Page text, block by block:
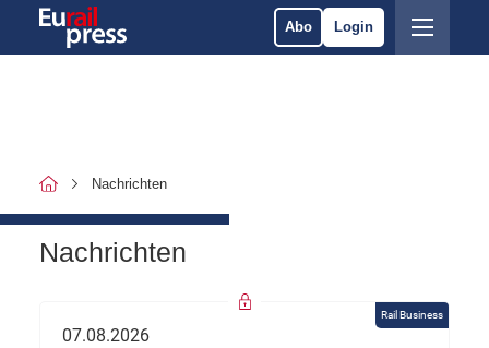
Abo Login
Nachrichten
Nachrichten
Rail Business
07.08.2026